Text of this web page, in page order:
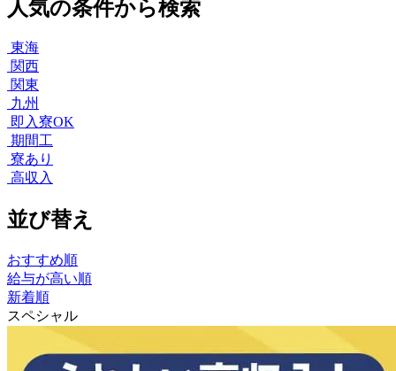
人気の条件から検索
東海
関西
関東
九州
即入寮OK
期間工
寮あり
高収入
並び替え
おすすめ順
給与が高い順
新着順
スペシャル